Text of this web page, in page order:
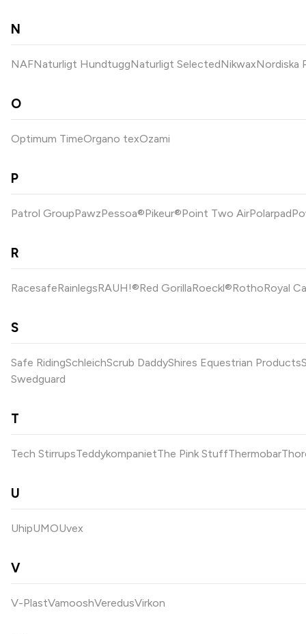
N
NAFNaturligt HundtuggNaturligt SelectedNikwaxNordiska
O
Optimum TimeOrgano texOzami
P
Patrol GroupPawzPessoa®Pikeur®Point Two AirPolarpad
R
RacesafeRainlegsRAUH!®Red GorillaRoeckl®RothoRoyal
S
Safe RidingSchleichScrub DaddyShires Equestrian Products
Swedguard
T
Tech StirrupsTeddykompanietThe Pink StuffThermobar
U
UhipUMOUvex
V
V-PlastVamooshVeredusVirkon